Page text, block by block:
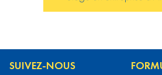
SUIVEZ-NOUS